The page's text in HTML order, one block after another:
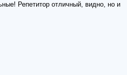
Репетитор отличный, видно, но и